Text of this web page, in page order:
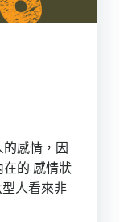
感情，因
的 感情狀
人看來非